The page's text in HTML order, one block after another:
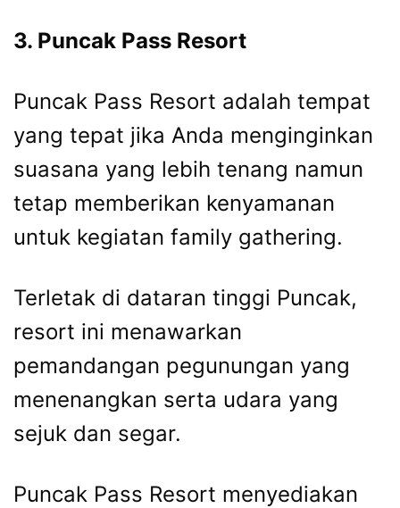
3. Puncak Pass Resort
Puncak Pass Resort adalah tempat
yang tepat jika Anda menginginkan
suasana yang lebih tenang namun
tetap memberikan kenyamanan
untuk kegiatan family gathering.
Terletak di dataran tinggi Puncak,
resort ini menawarkan
pemandangan pegunungan yang
menenangkan serta udara yang
sejuk dan segar.
Puncak Pass Resort menyediakan